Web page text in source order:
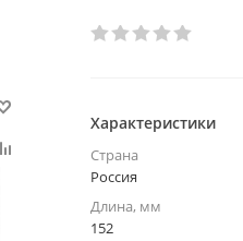
Характеристики
Страна
Россия
Длина, мм
152